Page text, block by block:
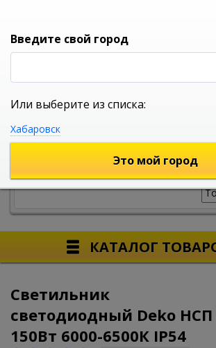
УНИВЕРСАЛЬНЫЙ ИНТЕРНЕТ МАГАЗИН
КАТАЛОГ
Светильник
светодиодный Deko НСП
150Вт 6000-6500К IP54
Введите свой город
Или выберите из списка:
Хабаровск
Это мой город